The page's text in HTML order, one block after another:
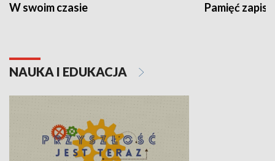
W swoim czasie Pamięć
NAUKA I EDUKACJA